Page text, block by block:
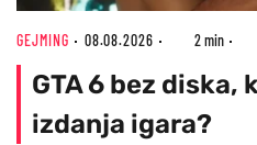
GEJMING 08.08.2026 2 min
GTA 6 bez diska,
izdanja igara?